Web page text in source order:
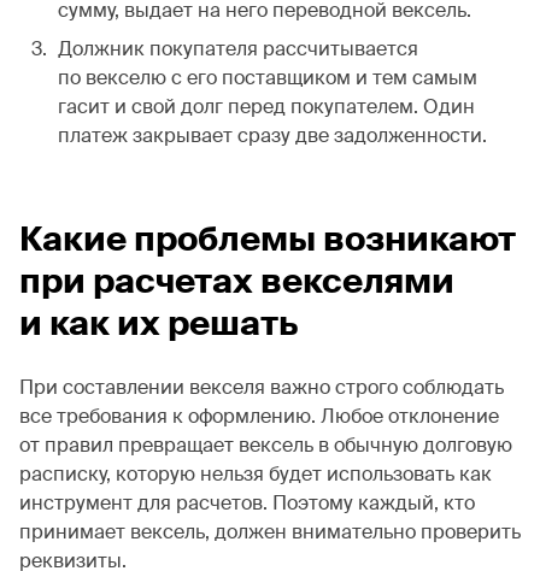
сумму, выдает на него переводной вексель.
Должник покупателя рассчитывается
по векселю с его поставщиком и тем самым
гасит и свой долг перед покупателем. Один
платеж закрывает сразу две задолженности.
Какие проблемы возникают
при расчетах векселями
и как их решать
При составлении векселя важно строго соблюдать
все требования к оформлению. Любое отклонение
от правил превращает вексель в обычную долговую
расписку, которую нельзя будет использовать как
инструмент для расчетов. Поэтому каждый, кто
принимает вексель, должен внимательно проверить
реквизиты.